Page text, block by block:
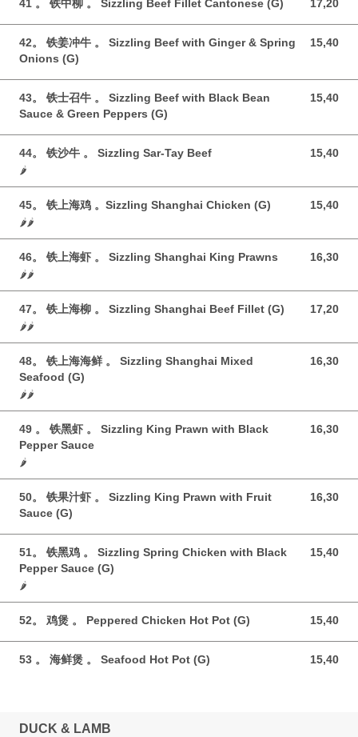
41 。 铁中柳 。 Sizzling Beef Fillet Cantonese (G) 17,20
17,20 GBP
42。 铁姜冲牛 。 Sizzling Beef with Ginger & Spring
Onions (G)
15,40
15,40 GBP
43。 铁士召牛 。 Sizzling Beef with Black Bean
Sauce & Green Peppers (G)
15,40
15,40 GBP
44。 铁沙牛 。 Sizzling Sar-Tay Beef 15,40
15,40 GBP
🌶️
45。 铁上海鸡 。Sizzling Shanghai Chicken (G) 15,40
15,40 GBP
🌶️🌶️
46。 铁上海虾 。 Sizzling Shanghai King Prawns 16,30
16,30 GBP
🌶️🌶️
47。 铁上海柳 。 Sizzling Shanghai Beef Fillet (G) 17,20
17,20 GBP
🌶️🌶️
48。 铁上海海鲜 。 Sizzling Shanghai Mixed
Seafood (G)
16,30
16,30 GBP
🌶️🌶️
49 。 铁黑虾 。 Sizzling King Prawn with Black
Pepper Sauce
16,30
16,30 GBP
🌶️
50。 铁果汁虾 。 Sizzling King Prawn with Fruit
Sauce (G)
16,30
16,30 GBP
51。 铁黑鸡 。 Sizzling Spring Chicken with Black
Pepper Sauce (G)
15,40
15,40 GBP
🌶️
52。 鸡煲 。 Peppered Chicken Hot Pot (G) 15,40
15,40 GBP
53 。 海鲜煲 。 Seafood Hot Pot (G) 15,40
15,40 GBP
DUCK & LAMB